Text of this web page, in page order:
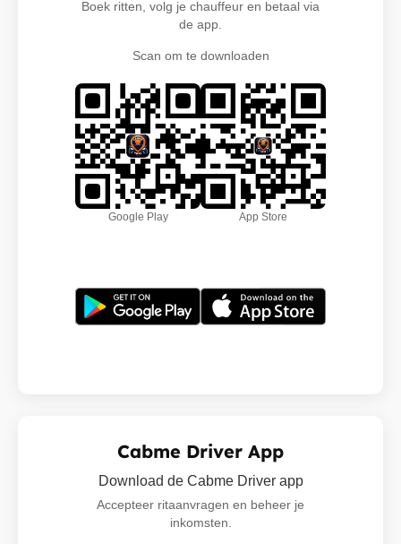
Boek ritten, volg je chauffeur en betaal via
de app.
Scan om te downloaden
Google Play App Store
Cabme Driver App
Download de Cabme Driver app
Accepteer ritaanvragen en beheer je
inkomsten.